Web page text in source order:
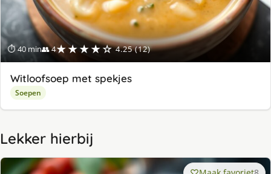
⏱ 40 min👥 4★★★★☆ 4.25 (12)
Witloofsoep met spekjes
Soepen
Lekker hierbij